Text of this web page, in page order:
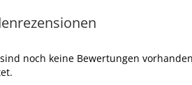
noch keine Bewertungen